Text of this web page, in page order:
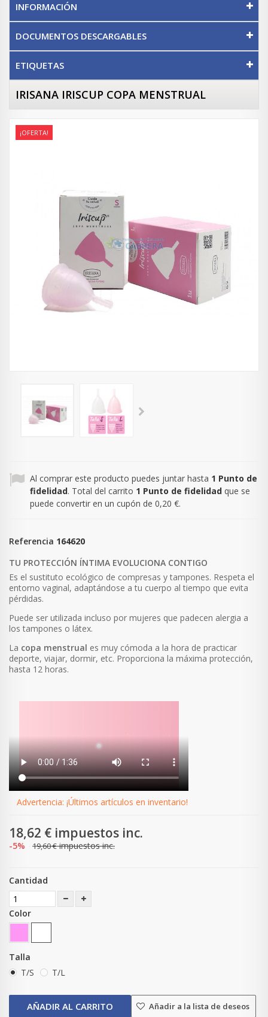
INFORMACIÓN
DOCUMENTOS DESCARGABLES
ETIQUETAS
IRISANA IRISCUP COPA MENSTRUAL
¡OFERTA!
Al comprar este producto puedes juntar hasta 1 Punto de
fidelidad. Total del carrito 1 Punto de fidelidad que se
puede convertir en un cupón de 0,20 €.
Referencia 164620
TU PROTECCIÓN ÍNTIMA EVOLUCIONA CONTIGO
Es el sustituto ecológico de compresas y tampones. Respeta el
entorno vaginal, adaptándose a tu cuerpo al tiempo que evita
pérdidas.
Puede ser utilizada incluso por mujeres que padecen alergia a
los tampones o látex.
La copa menstrual es muy cómoda a la hora de practicar
deporte, viajar, dormir, etc. Proporciona la máxima protección,
hasta 12 horas.
Advertencia: ¡Últimos artículos en inventario!
18,62 € impuestos inc.
-5% 19,60 €impuestos inc.
Cantidad
Color
Talla
T/S
T/L
AÑADIR AL CARRITO Añadir a la lista de deseos